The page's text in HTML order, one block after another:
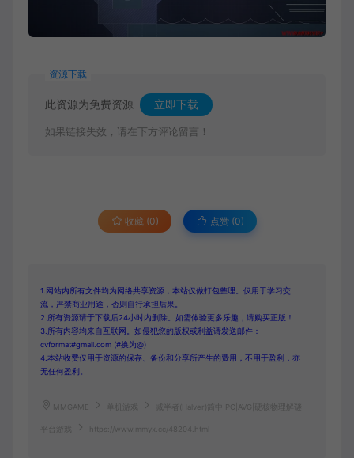
资源下载
此资源为免费资源 立即下载
如果链接失效，请在下方评论留言！
收藏 (0) 点赞 (0)
1.网站内所有文件均为网络共享资源，本站仅做打包整理。仅用于学习交
流，严禁商业用途，否则自行承担后果。
2.所有资源请于下载后24小时内删除。如需体验更多乐趣，请购买正版！
3.所有内容均来自互联网。如侵犯您的版权或利益请发送邮件：
cvformat#gmail.com (#换为@)
4.本站收费仅用于资源的保存、备份和分享所产生的费用，不用于盈利，亦
无任何盈利。
MMGAME 减半者(Halver)简中|PC|AVG|硬核物理解谜
https://www.mmyx.cc/48204.html